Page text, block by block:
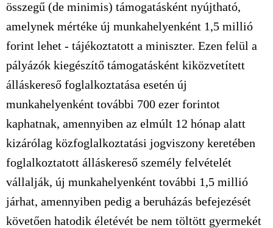
összegű (de minimis) támogatásként nyújtható,
amelynek mértéke új munkahelyenként 1,5 millió
forint lehet - tájékoztatott a miniszter. Ezen felül a
pályázók kiegészítő támogatásként kiközvetített
álláskereső foglalkoztatása esetén új
munkahelyenként további 700 ezer forintot
kaphatnak, amennyiben az elmúlt 12 hónap alatt
kizárólag közfoglalkoztatási jogviszony keretében
foglalkoztatott álláskereső személy felvételét
vállalják, új munkahelyenként további 1,5 millió
járhat, amennyiben pedig a beruházás befejezését
követően hatodik életévét be nem töltött gyermekét